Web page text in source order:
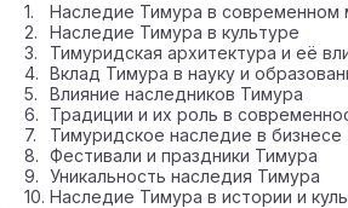
Наследие Тимура в современном
Наследие Тимура в культуре
Тимуридская архитектура и её
Вклад Тимура в науку и
Влияние наследников Тимура
Традиции и их роль в
Тимуридское наследие в бизнесе
Фестивали и праздники Тимура
Уникальность наследия Тимура
Наследие Тимура в истории и